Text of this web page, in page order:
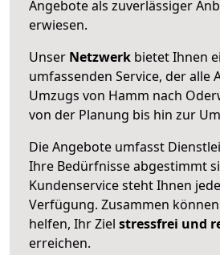
Angebote als zuverlässiger
erwiesen.
Unser Netzwerk bietet Ihnen
umfassenden Service, der alle
Umzugs von Hamm nach
von der Planung bis hin zur
Die Angebote umfasst
Ihre Bedürfnisse abgestimmt
Kundenservice steht Ihnen
Verfügung. Zusammen
helfen, Ihr Ziel stressfrei und
erreichen.